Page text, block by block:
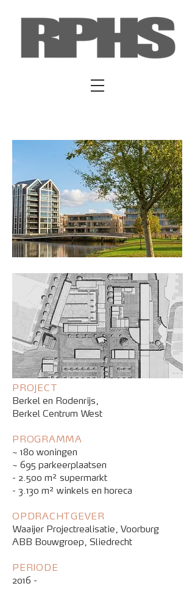
PROJECT
Berkel en Rodenrijs,
Berkel Centrum West
PROGRAMMA
~ 180 woningen
~ 695 parkeerplaatsen
- 2.500 m² supermarkt
- 3.130 m² winkels en horeca
OPDRACHTGEVER
Waaijer Projectrealisatie, Voorburg
ABB Bouwgroep, Sliedrecht
PERIODE
2016 -